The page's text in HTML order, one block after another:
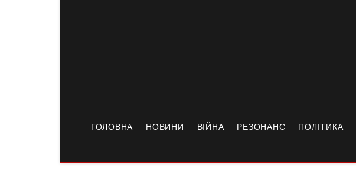
ГОЛОВНА НОВИНИ ВІЙНА РЕЗОНАНС ПОЛІТИКА